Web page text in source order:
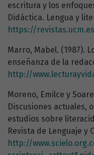
escritura y los
Didáctica. Lengua y
https://revistas.ucm.es/
Marro, Mabel. (1987).
enseñanza de la
http://
Moreno, Emilce y
Discusiones actuales,
estudios sobre
Revista de Lenguaje y
http://